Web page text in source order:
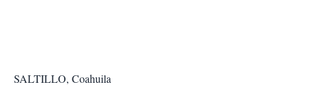
SALTILLO, Coahuila